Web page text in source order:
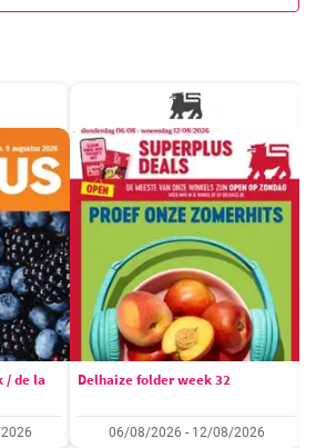
/ de la
Delhaize folder week 32
06/08/2026 - 12/08/2026